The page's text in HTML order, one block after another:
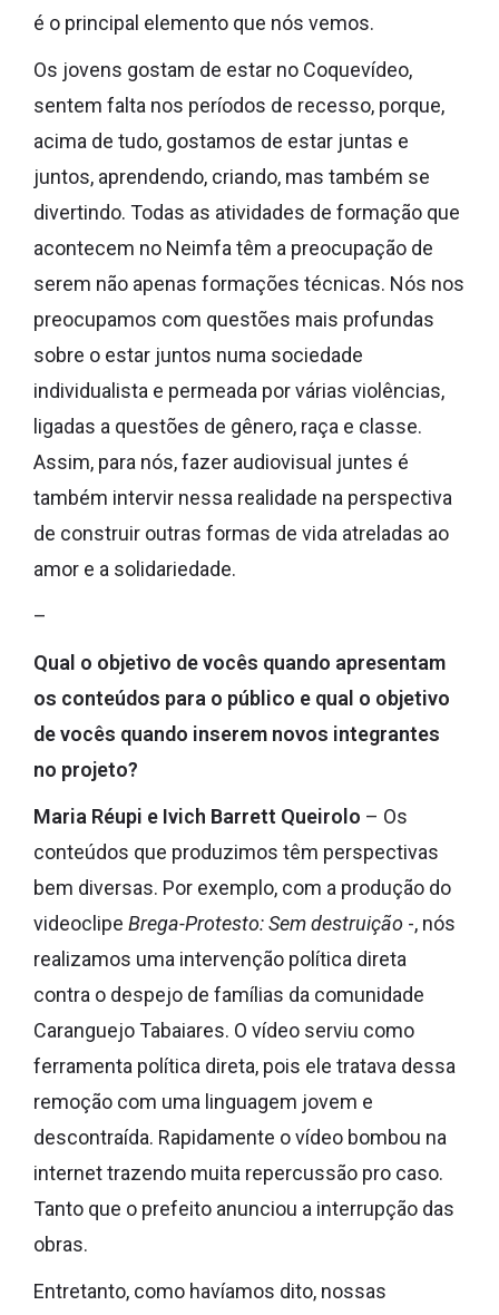
é o principal elemento que nós vemos.
Os jovens gostam de estar no Coquevídeo,
sentem falta nos períodos de recesso, porque,
acima de tudo, gostamos de estar juntas e
juntos, aprendendo, criando, mas também se
divertindo. Todas as atividades de formação que
acontecem no Neimfa têm a preocupação de
serem não apenas formações técnicas. Nós nos
preocupamos com questões mais profundas
sobre o estar juntos numa sociedade
individualista e permeada por várias violências,
ligadas a questões de gênero, raça e classe.
Assim, para nós, fazer audiovisual juntes é
também intervir nessa realidade na perspectiva
de construir outras formas de vida atreladas ao
amor e a solidariedade.
–
Qual o objetivo de vocês quando apresentam
os conteúdos para o público e qual o objetivo
de vocês quando inserem novos integrantes
no projeto?
Maria Réupi e Ivich Barrett Queirolo – Os
conteúdos que produzimos têm perspectivas
bem diversas. Por exemplo, com a produção do
videoclipe Brega-Protesto: Sem destruição -, nós
realizamos uma intervenção política direta
contra o despejo de famílias da comunidade
Caranguejo Tabaiares. O vídeo serviu como
ferramenta política direta, pois ele tratava dessa
remoção com uma linguagem jovem e
descontraída. Rapidamente o vídeo bombou na
internet trazendo muita repercussão pro caso.
Tanto que o prefeito anunciou a interrupção das
obras.
Entretanto, como havíamos dito, nossas